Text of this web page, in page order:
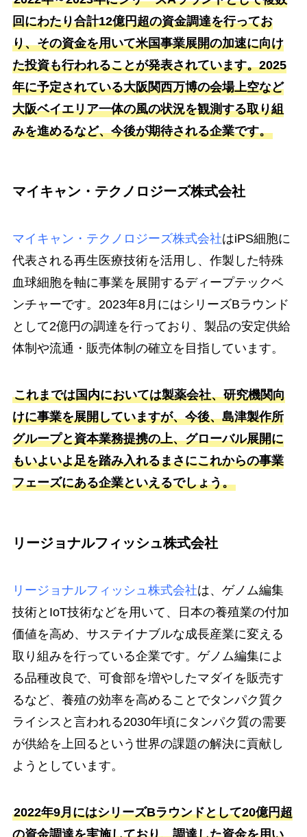
回にわたり合計12億円超の資金調達を行ってお
り、その資金を用いて米国事業展開の加速に向け
た投資も行われることが発表されています。2025
年に予定されている大阪関西万博の会場上空など
大阪ベイエリア一体の風の状況を観測する取り組
みを進めるなど、今後が期待される企業です。
マイキャン・テクノロジーズ株式会社
マイキャン・テクノロジーズ株式会社はiPS細胞に
代表される再生医療技術を活用し、作製した特殊
血球細胞を軸に事業を展開するディープテックベ
ンチャーです。2023年8月にはシリーズBラウンド
として2億円の調達を行っており、製品の安定供給
体制や流通・販売体制の確立を目指しています。
これまでは国内においては製薬会社、研究機関向
けに事業を展開していますが、今後、島津製作所
グループと資本業務提携の上、グローバル展開に
もいよいよ足を踏み入れるまさにこれからの事業
フェーズにある企業といえるでしょう。
リージョナルフィッシュ株式会社
リージョナルフィッシュ株式会社は、ゲノム編集
技術とIoT技術などを用いて、日本の養殖業の付加
価値を高め、サステイナブルな成長産業に変える
取り組みを行っている企業です。ゲノム編集によ
る品種改良で、可食部を増やしたマダイを販売す
るなど、養殖の効率を高めることでタンパク質ク
ライシスと言われる2030年頃にタンパク質の需要
が供給を上回るという世界の課題の解決に貢献し
ようとしています。
2022年9月にはシリーズBラウンドとして20億円超